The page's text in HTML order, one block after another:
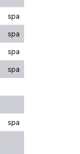
spa
spa
spa
spa
spa